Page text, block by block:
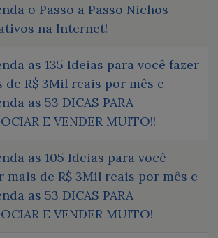
o Passo a Passo Nichos
na Internet!
as 135 Ideias para você fazer
de R$ 3Mil reais por mês e
as 53 DICAS PARA
E VENDER MUITO!!
as 105 Ideias para você
mais de R$ 3Mil reais por mês e
as 53 DICAS PARA
E VENDER MUITO!